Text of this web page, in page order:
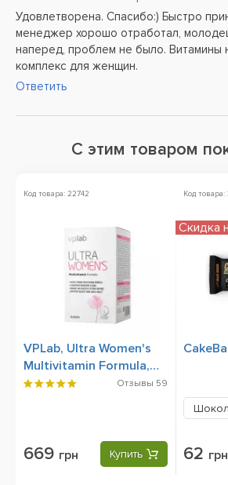
Удовлетворена. Спасибо:) Быстро
менеджер хорошо отработал,
наперед, проблем не было. Витамины
комплекс для женщин.
Ответить
С этим товаром
Код товара: 22742
VPLab, Ultra Women's
Multivitamin Formula,
90 Caplets
Отзывы 59
669 грн Купить
Код товара:
62 грн
Скидка